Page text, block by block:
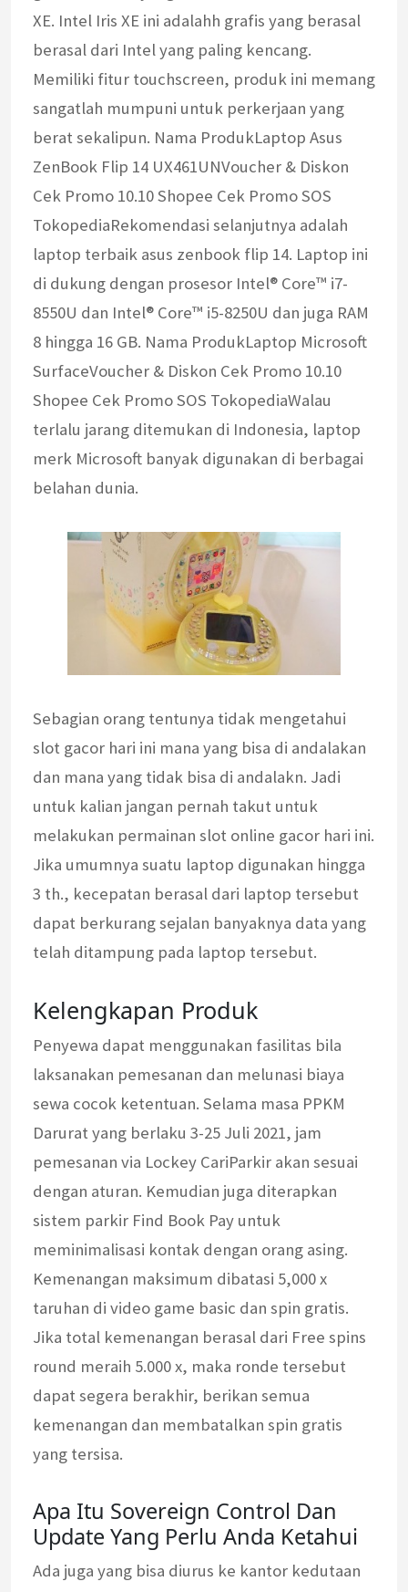
XE. Intel Iris XE ini adalahh grafis yang berasal
berasal dari Intel yang paling kencang.
Memiliki fitur touchscreen, produk ini memang
sangatlah mumpuni untuk perkerjaan yang
berat sekalipun. Nama ProdukLaptop Asus
ZenBook Flip 14 UX461UNVoucher & Diskon
Cek Promo 10.10 Shopee Cek Promo SOS
TokopediaRekomendasi selanjutnya adalah
laptop terbaik asus zenbook flip 14. Laptop ini
di dukung dengan prosesor Intel® Core™ i7-
8550U dan Intel® Core™ i5-8250U dan juga RAM
8 hingga 16 GB. Nama ProdukLaptop Microsoft
SurfaceVoucher & Diskon Cek Promo 10.10
Shopee Cek Promo SOS TokopediaWalau
terlalu jarang ditemukan di Indonesia, laptop
merk Microsoft banyak digunakan di berbagai
belahan dunia.
Sebagian orang tentunya tidak mengetahui
slot gacor hari ini mana yang bisa di andalakan
dan mana yang tidak bisa di andalakn. Jadi
untuk kalian jangan pernah takut untuk
melakukan permainan slot online gacor hari ini.
Jika umumnya suatu laptop digunakan hingga
3 th., kecepatan berasal dari laptop tersebut
dapat berkurang sejalan banyaknya data yang
telah ditampung pada laptop tersebut.
Kelengkapan Produk
Penyewa dapat menggunakan fasilitas bila
laksanakan pemesanan dan melunasi biaya
sewa cocok ketentuan. Selama masa PPKM
Darurat yang berlaku 3-25 Juli 2021, jam
pemesanan via Lockey CariParkir akan sesuai
dengan aturan. Kemudian juga diterapkan
sistem parkir Find Book Pay untuk
meminimalisasi kontak dengan orang asing.
Kemenangan maksimum dibatasi 5,000 x
taruhan di video game basic dan spin gratis.
Jika total kemenangan berasal dari Free spins
round meraih 5.000 x, maka ronde tersebut
dapat segera berakhir, berikan semua
kemenangan dan membatalkan spin gratis
yang tersisa.
Apa Itu Sovereign Control Dan
Update Yang Perlu Anda Ketahui
Ada juga yang bisa diurus ke kantor kedutaan